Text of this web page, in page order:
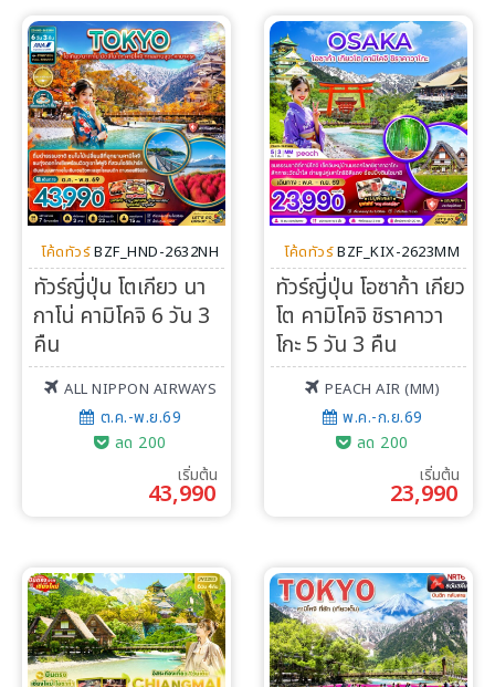
โค้ดทัวร์ BZF_HND-2632NH
ทัวร์ญี่ปุ่น โตเกียว นา
กาโน่ คามิโคจิ 6 วัน 3
คืน
ALL NIPPON AIRWAYS
ต.ค.-พ.ย.69
ลด 200
เริ่มต้น
43,990
โค้ดทัวร์ BZF_KIX-2623MM
ทัวร์ญี่ปุ่น โอซาก้า เกียว
โต คามิโคจิ ชิราคาวา
โกะ 5 วัน 3 คืน
PEACH AIR (MM)
พ.ค.-ก.ย.69
ลด 200
เริ่มต้น
23,990